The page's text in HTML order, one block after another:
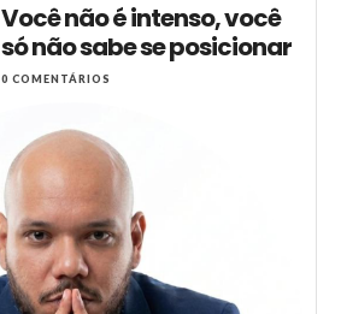
Você não é intenso, você
só não sabe se posicionar
0 COMENTÁRIOS